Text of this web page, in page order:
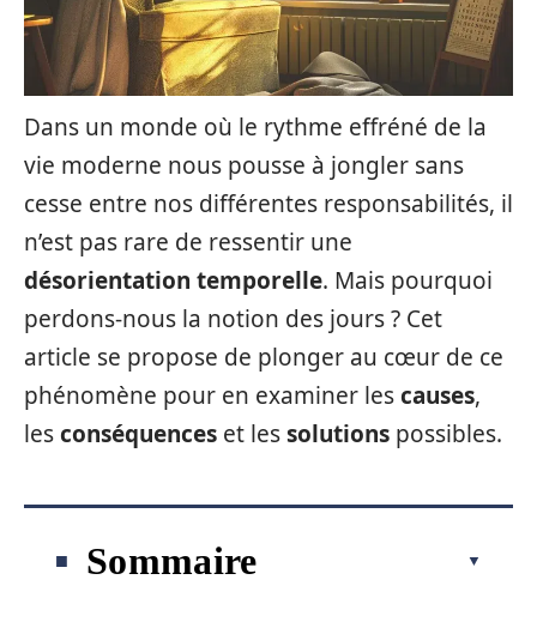
Dans un monde où le rythme effréné de la
vie moderne nous pousse à jongler sans
cesse entre nos différentes responsabilités, il
n’est pas rare de ressentir une
désorientation temporelle. Mais pourquoi
perdons-nous la notion des jours ? Cet
article se propose de plonger au cœur de ce
phénomène pour en examiner lescauses,
lesconséquences et lessolutions possibles.
Sommaire